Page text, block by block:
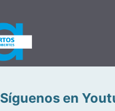
Síguenos en